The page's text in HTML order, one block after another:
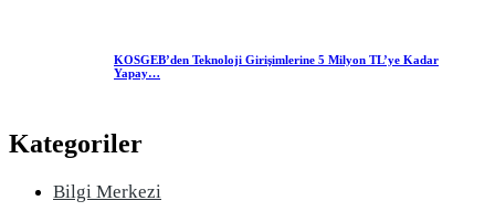
KOSGEB’den Teknoloji Girişimlerine 5 Milyon TL’ye Kadar
Yapay…
Kategoriler
Bilgi Merkezi